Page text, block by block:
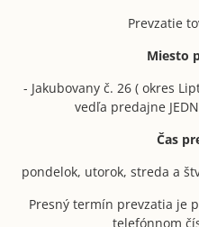
Prevzatie
Miesto
- Jakubovany č. 26 ( okres
vedľa predajne
Čas
pondelok, utorok, streda a
Presný termín prevzatia je
telefónnom